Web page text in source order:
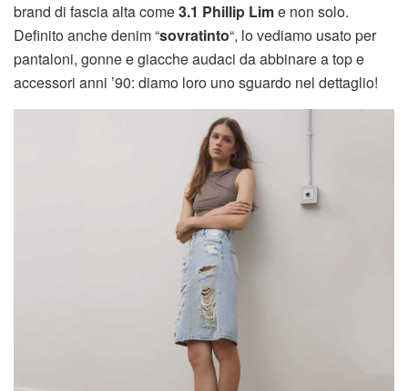
brand di fascia alta come3.1 Phillip Lime non solo.
Definito anche denim “sovratinto“, lo vediamo usato per
pantaloni, gonne e giacche audaci da abbinare a top e
accessori anni ’90: diamo loro uno sguardo nel dettaglio!